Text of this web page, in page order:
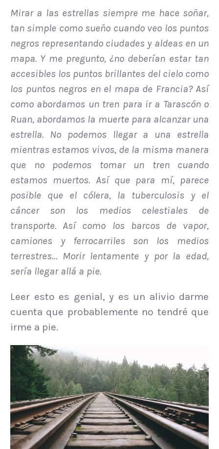
Mirar a las estrellas siempre me hace soñar,
tan simple como sueño cuando veo los puntos
negros representando ciudades y aldeas en un
mapa. Y me pregunto, ¿no deberían estar tan
accesibles los puntos brillantes del cielo como
los puntos negros en el mapa de Francia? Así
como abordamos un tren para ir a Tarascón o
Ruan, abordamos la muerte para alcanzar una
estrella. No podemos llegar a una estrella
mientras estamos vivos, de la misma manera
que no podemos tomar un tren cuando
estamos muertos. Así que para mí, parece
posible que el cólera, la tuberculosis y el
cáncer son los medios celestiales de
transporte. Así como los barcos de vapor,
camiones y ferrocarriles son los medios
terrestres… Morir lentamente y por la edad,
sería llegar allá a pie.
Leer esto es genial, y es un alivio darme
cuenta que probablemente no tendré que
irme a pie.